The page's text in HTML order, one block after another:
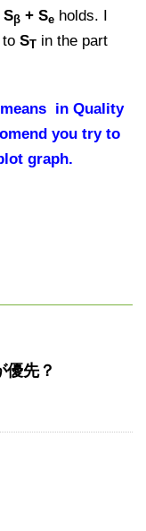
Sβ + Se holds. I
ST in the part
in Quality
you try to
graph.
優先？